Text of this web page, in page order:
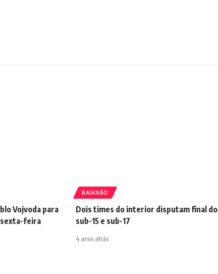
Vojvoda para
feira
BAIANÃO
Dois times do interior disputam final do
sub-15 e sub-17
4 anos atrás